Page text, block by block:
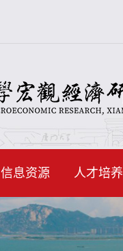
信息资源 人才培养